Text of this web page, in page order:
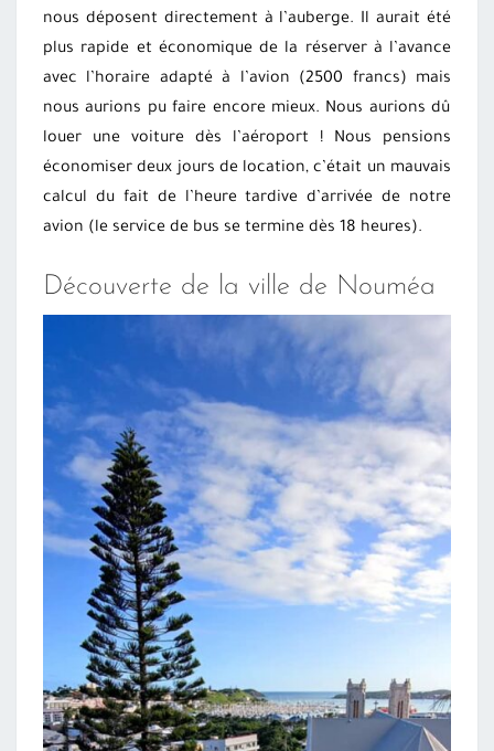
nous déposent directement à l’auberge. Il aurait été
plus rapide et économique de la réserver à l’avance
avec l’horaire adapté à l’avion (2500 francs) mais
nous aurions pu faire encore mieux. Nous aurions dû
louer une voiture dès l’aéroport ! Nous pensions
économiser deux jours de location, c’était un mauvais
calcul du fait de l’heure tardive d’arrivée de notre
avion (le service de bus se termine dès 18 heures).
Découverte de la ville de Nouméa